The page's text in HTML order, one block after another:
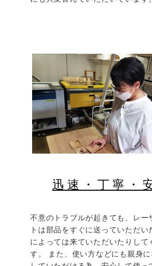
迅速・丁寧・
不意のトラブルが起きても、レー
トは部品をすぐに送っていただい
によっては来ていただいたりして
す。 また、使い方などにも親身